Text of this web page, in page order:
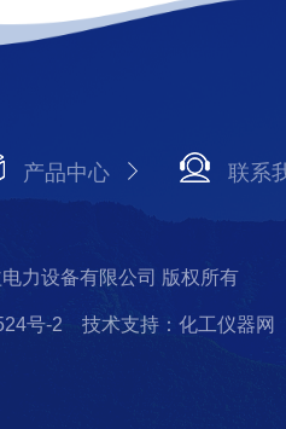
产品中心 联系
力设备有限公司 版权所有
号-2
技术支持：化工仪器网